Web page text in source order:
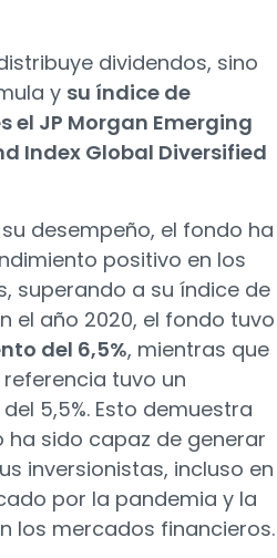
dividendos, sino
y su índice de
el JP Morgan Emerging
Index Global Diversified
desempeño, el fondo ha
positivo en los
superando a su índice de
el año 2020, el fondo tuvo
del 6,5%, mientras que
tuvo un
5,5%. Esto demuestra
ha sido capaz de generar
inversionistas, incluso en
por la pandemia y la
los mercados financieros.